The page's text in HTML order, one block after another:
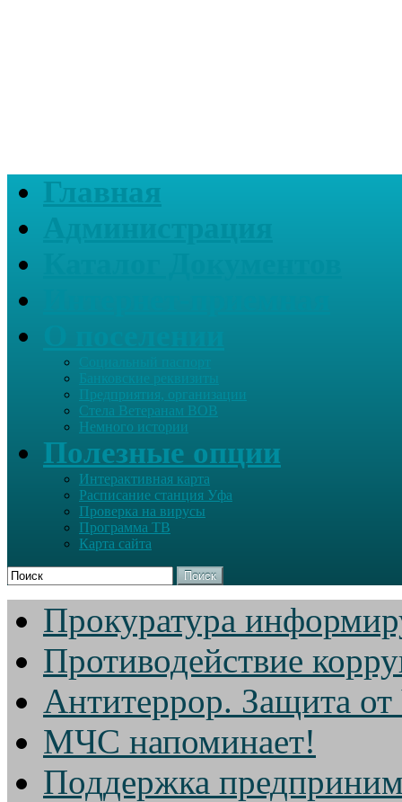
Главная
Банковские реквизиты
Предприятия, организации
Стела Ветеранам ВОВ
Немного истории
Полезные опции
Интерактивная карта
Расписание станция Уфа
Проверка на вирусы
Программа ТВ
Карта сайта
Поиск
Прокуратура
Противодействие
Антитеррор. Защита
МЧС напоминает!
Поддержка